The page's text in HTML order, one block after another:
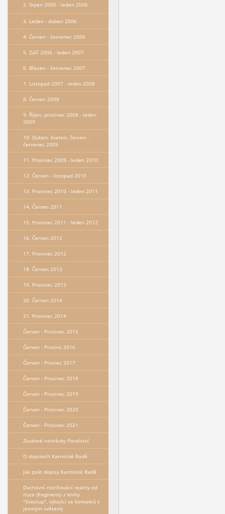
2. Srpen 2005 - leden 2006
3. Leden - duben 2006
4. Červen - červenec 2006
5. Září 2006 - leden 2007
6. Březen - červenec 2007
7. Listopad 2007 - leden 2008
8. Červen 2008
9. Říjen, prosinec 2008 - leden
2009
10. Duben, kveten, červen -
červenec 2009
11. Prosinec 2009 - leden 2010
12. Červen - listopad 2010
13. Prosinec 2010 - leden 2011
14. Červen 2011
15. Prosinec 2011 - leden 2012
16. Červen 2012
17. Prosinec 2012
18. Červen 2013
19. Prosinec 2013
20. Červen 2014
21. Prosinec 2014
Červen - Prosinec 2015
Červen - Prosinc 2016
Červen - Prosiec 2017
Červen - Prosinec 2018
Červen - Prosinec 2019
Červen - Prosinec 2020
Červen - Prosinec 2021
Zvukové nahrávky Poselství
O dopisech Karmické Radě
Jak psát dopisy Karmické Radě
Duchovní rozlišování reality od
iluze (fragmenty z knihy
"Vzestup", týkající se kontaktů s
jemným světem)